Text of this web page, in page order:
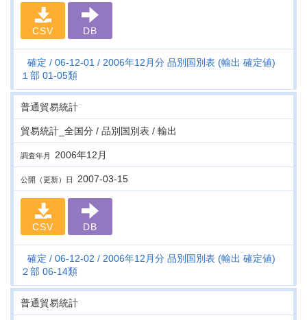
CSV DB
確定 06-12-01
2006年12月分 品別国別表 (輸出 確定値)
１部 01-05類
普通貿易統計
貿易統計_全国分 / 品別国別表 / 輸出
調査年月 2006年12月
公開（更新）日 2007-03-15
CSV DB
確定 06-12-02
2006年12月分 品別国別表 (輸出 確定値)
２部 06-14類
普通貿易統計